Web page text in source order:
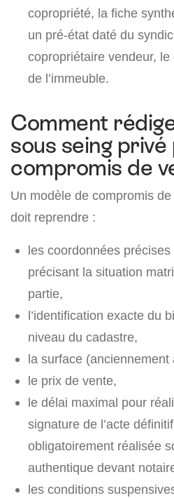
copropriété, la fiche
un pré-état daté du
copropriétaire vendeur,
de l’immeuble.
Comment
sous seing privé
compromis de
Un modèle de compromis
doit reprendre :
les coordonnées
précisant la situation
partie,
l’identification exacte du
niveau du cadastre,
la surface
le prix de vente,
le délai maximal pour
signature de l’acte
obligatoirement réalisée
authentique devant
les conditions